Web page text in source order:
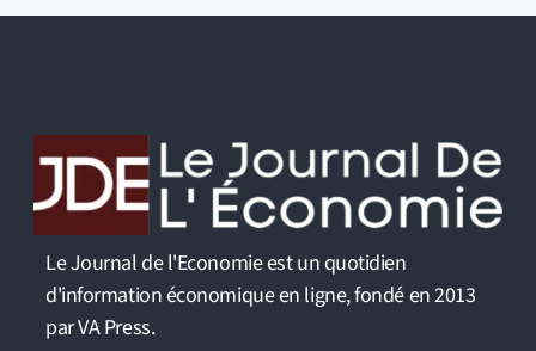
Le Journal de l'Economie est un quotidien
d'information économique en ligne, fondé en 2013
par VA Press.